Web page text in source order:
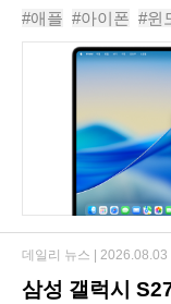
이 도입되면 삼성 갤
아이폰에서 복사한
#애플 #아이폰 #윈
#유니버설클립보드
삼성 갤럭시
데일리 뉴스 | 2026.08.03